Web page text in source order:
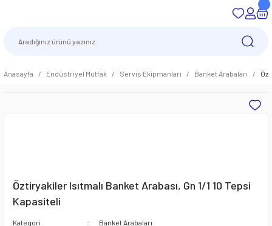
Anasayfa Endüstriyel Mutfak Servis Ekipmanları Banket Arabaları
Öztiryakiler Isıtmalı Banket Arabası, Gn 1/1 10 Tepsi
Kapasiteli
Kategori
Banket Arabaları